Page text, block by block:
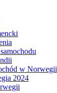
w Norwegii
2024